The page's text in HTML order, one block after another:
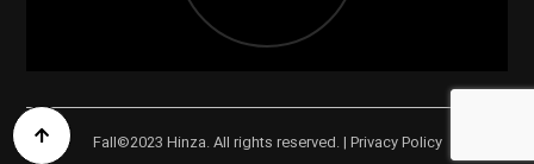
Fall©2023 Hinza. All rights reserved. | Privacy Policy